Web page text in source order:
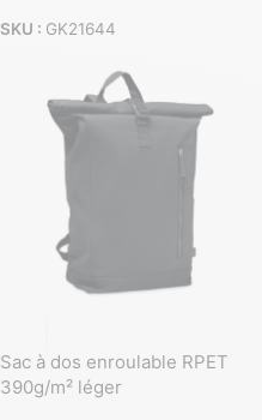
SKU : GK21644
Sac à dos enroulable RPET
390g/m² léger